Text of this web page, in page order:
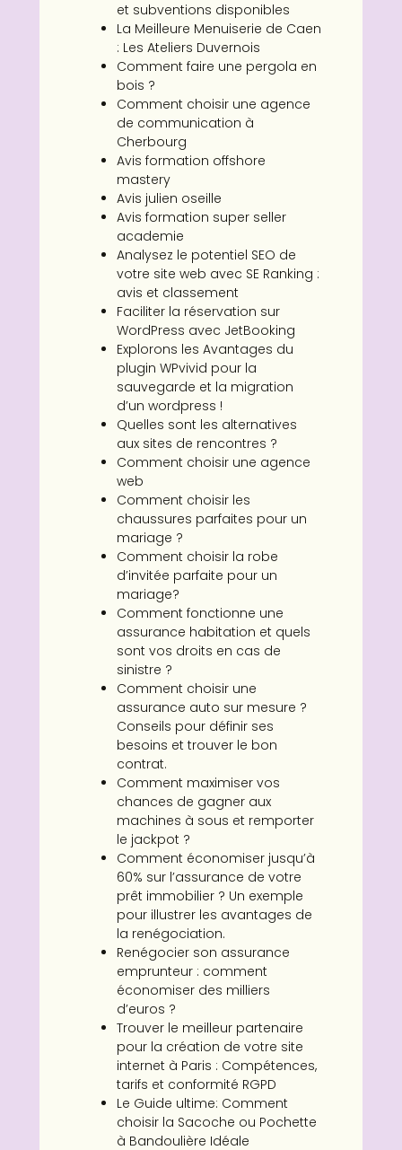
et subventions disponibles
La Meilleure Menuiserie de Caen
: Les Ateliers Duvernois
Comment faire une pergola en
bois ?
Comment choisir une agence
de communication à
Cherbourg
Avis formation offshore
mastery
Avis julien oseille
Avis formation super seller
academie
Analysez le potentiel SEO de
votre site web avec SE Ranking :
avis et classement
Faciliter la réservation sur
WordPress avec JetBooking
Explorons les Avantages du
plugin WPvivid pour la
sauvegarde et la migration
d’un wordpress !
Quelles sont les alternatives
aux sites de rencontres ?
Comment choisir une agence
web
Comment choisir les
chaussures parfaites pour un
mariage ?
Comment choisir la robe
d’invitée parfaite pour un
mariage?
Comment fonctionne une
assurance habitation et quels
sont vos droits en cas de
sinistre ?
Comment choisir une
assurance auto sur mesure ?
Conseils pour définir ses
besoins et trouver le bon
contrat.
Comment maximiser vos
chances de gagner aux
machines à sous et remporter
le jackpot ?
Comment économiser jusqu’à
60% sur l’assurance de votre
prêt immobilier ? Un exemple
pour illustrer les avantages de
la renégociation.
Renégocier son assurance
emprunteur : comment
économiser des milliers
d’euros ?
Trouver le meilleur partenaire
pour la création de votre site
internet à Paris : Compétences,
tarifs et conformité RGPD
Le Guide ultime: Comment
choisir la Sacoche ou Pochette
à Bandoulière Idéale